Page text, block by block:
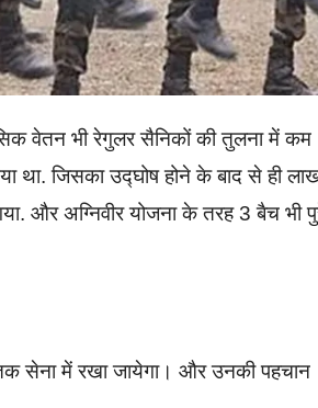
वेतन भी रेगुलर सैनिकों की तुलना में कम
था. जिसका उद्घोष होने के बाद से ही
और अग्निवीर योजना के तरह 3 बैच भी
तक सेना में रखा जायेगा। और उनकी पहचान